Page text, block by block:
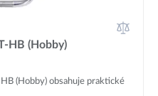
HB (Hobby)
(Hobby) obsahuje praktické